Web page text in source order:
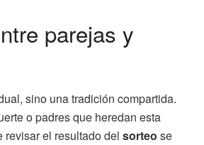
parejas y
sino una tradición compartida.
o padres que heredan esta
revisar el resultado del sorteo se